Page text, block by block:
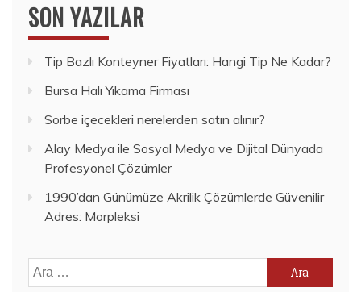
SON YAZILAR
Tip Bazlı Konteyner Fiyatları: Hangi Tip Ne Kadar?
Bursa Halı Yıkama Firması
Sorbe içecekleri nerelerden satın alınır?
Alay Medya ile Sosyal Medya ve Dijital Dünyada
Profesyonel Çözümler
1990’dan Günümüze Akrilik Çözümlerde Güvenilir
Adres: Morpleksi
Arama: